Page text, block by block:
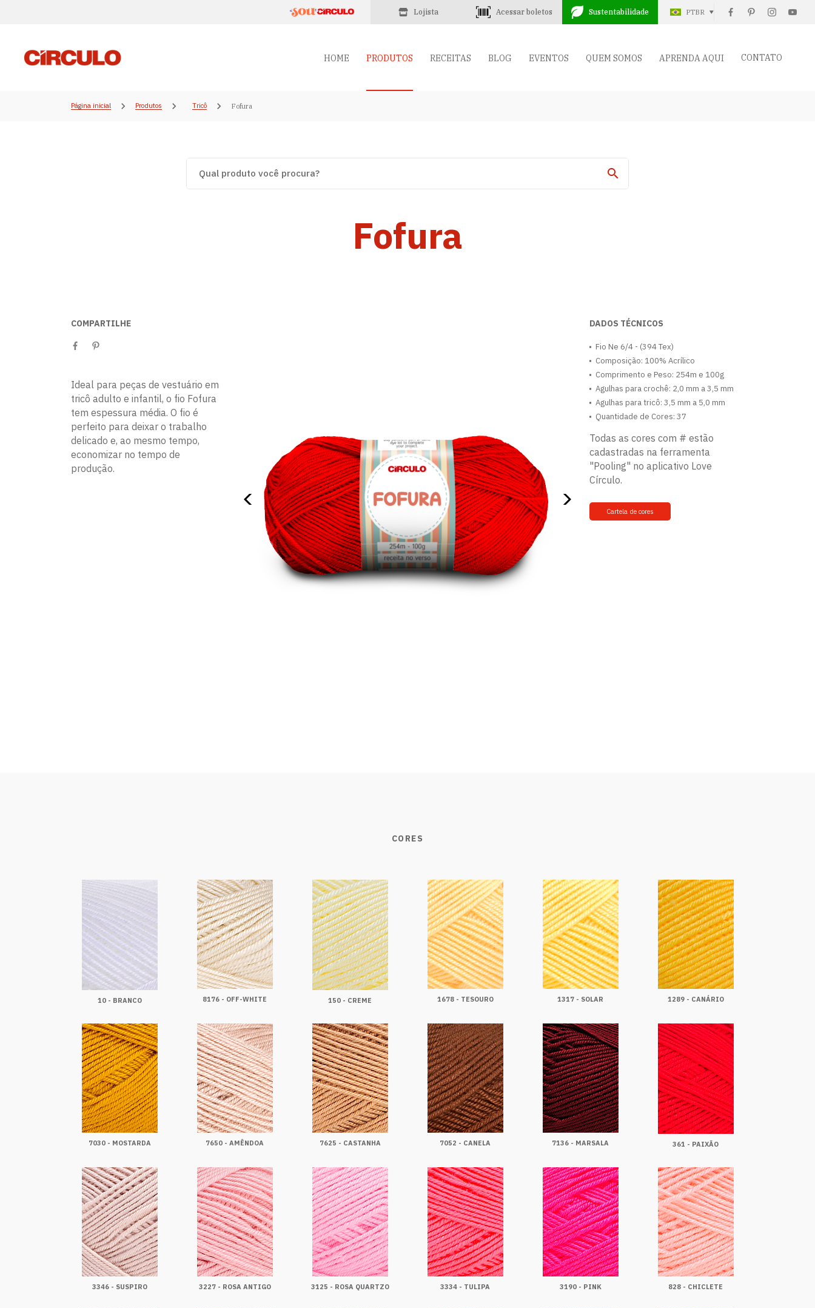
Lojista Acessar boletos Sustentabilidade PTBR
HOME PRODUTOS RECEITAS BLOG EVENTOS QUEM SOMOS APRENDA AQUI CONTATO
Página inicial Produtos Tricô Fofura
Fofura
COMPARTILHE
Ideal para peças de vestuário em
tricô adulto e infantil, o fio Fofura
tem espessura média. O fio é
perfeito para deixar o trabalho
delicado e, ao mesmo tempo,
economizar no tempo de
produção.
DADOS TÉCNICOS
Fio Ne 6/4 - (394 Tex)
Composição: 100% Acrílico
Comprimento e Peso: 254m e 100g
Agulhas para crochê: 2,0 mm a 3,5 mm
Agulhas para tricô: 3,5 mm a 5,0 mm
Quantidade de Cores: 37
Todas as cores com # estão
cadastradas na ferramenta
"Pooling" no aplicativo Love
Círculo.
Cartela de cores
CORES
10 - BRANCO 8176 - OFF-WHITE 150 - CREME 1678 - TESOURO 1317 - SOLAR 1289 - CANÁRIO
7030 - MOSTARDA 7650 - AMÊNDOA 7625 - CASTANHA 7052 - CANELA 7136 - MARSALA 361 - PAIXÃO
3346 - SUSPIRO 3227 - ROSA ANTIGO 3125 - ROSA QUARTZO 3334 - TULIPA 3190 - PINK 828 - CHICLETE